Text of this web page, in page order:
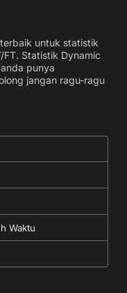
untuk statistik
FT. Statistik Dynamic
punya
jangan ragu-ragu
Waktu